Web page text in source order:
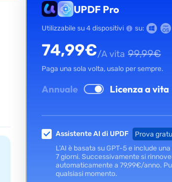
UPDF Pro
Utilizzabile su 4 dispositivi su:
74,99€/A vita 99,99€
Paga una sola volta, usalo per sempre.
Annuale Licenza a vita
Assistente AI di UPDF
Prova
L'AI è basata su GPT-5 e include
7 giorni. Successivamente si
automaticamente a 79,99€/anno.
qualsiasi momento.